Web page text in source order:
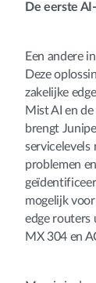
De eerste
Een andere
Deze
zakelijke
Mist AI en
brengt
servicelevels
problemen
mogelijk
edge routers
MX 304 en